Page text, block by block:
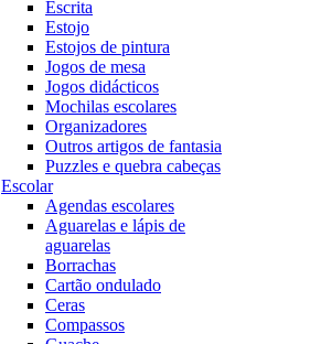
Escrita
Estojo
Estojos de pintura
Jogos de mesa
Jogos didácticos
Mochilas escolares
Organizadores
Outros artigos de fantasia
Puzzles e quebra cabeças
Escolar
Agendas escolares
Aguarelas e lápis de
aguarelas
Borrachas
Cartão ondulado
Ceras
Compassos